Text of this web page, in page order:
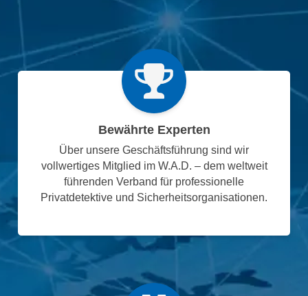
Bewährte Experten
Über unsere Geschäftsführung sind wir
vollwertiges Mitglied im W.A.D. – dem weltweit
führenden Verband für professionelle
Privatdetektive und Sicherheitsorganisationen.